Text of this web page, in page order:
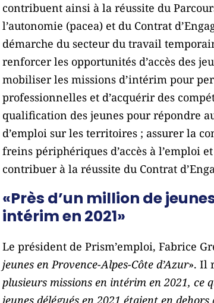
contribuent ainsi à la réussite du
l’autonomie (pacea) et du Contrat
démarche du secteur du travail
renforcer les opportunités d’accès des
mobiliser les missions d’intérim pour
professionnelles et d’acquérir des
qualification des jeunes pour répondre
d’emploi sur les territoires ; assurer la
freins périphériques d’accès à l’emploi
contribuer à la réussite du Contrat
«Près d’un million de
intérim en 2021»
Le président de Prism’emploi, Fabrice
jeunes en Provence-Alpes-Côte d’Azur». Il
plusieurs missions en intérim en 2021, ce
jeunes délégués en 2021 étaient en